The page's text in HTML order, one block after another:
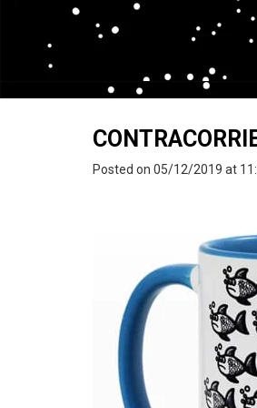
Posted on 05/12/2019 at